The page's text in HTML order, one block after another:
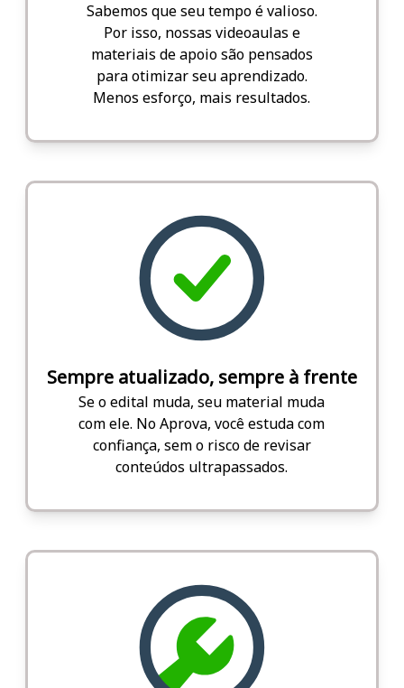
Sabemos que seu tempo é valioso.
Por isso, nossas videoaulas e
materiais de apoio são pensados
para otimizar seu aprendizado.
Menos esforço, mais resultados.
Sempre atualizado, sempre à frente
Se o edital muda, seu material muda
com ele. No Aprova, você estuda com
confiança, sem o risco de revisar
conteúdos ultrapassados.